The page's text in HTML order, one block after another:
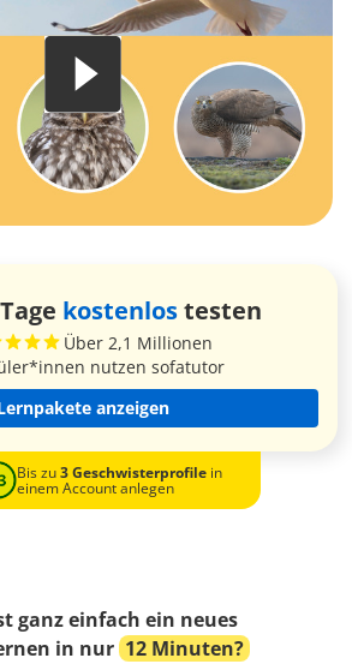
kostenlostesten
Über 2,1 Millionen
nutzen sofatutor
anzeigen
Bis zu3 Geschwisterprofilein
einem Account anlegen
ganz einfach ein neues
in nur 12 Minuten?